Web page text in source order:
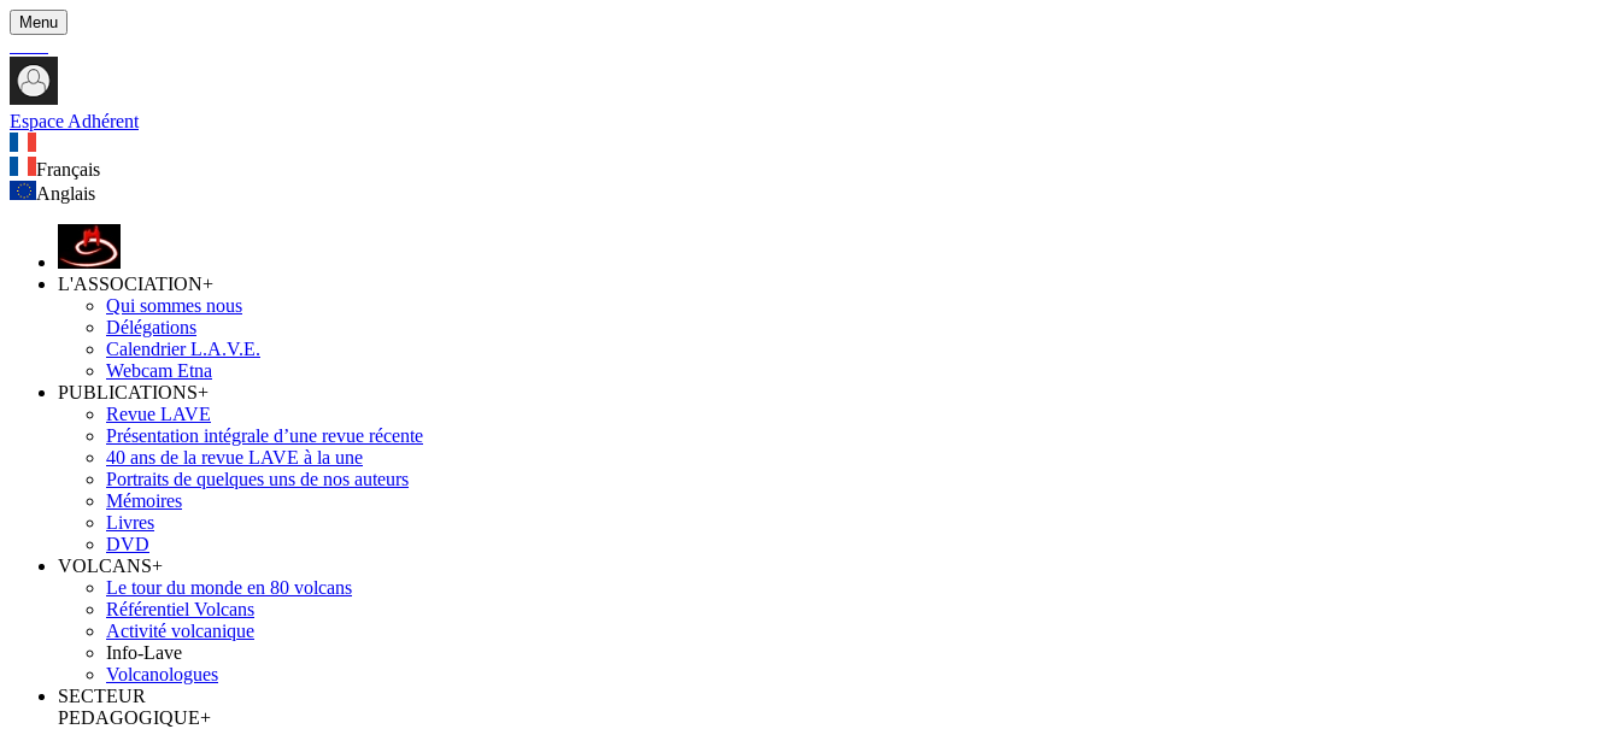
Menu
Espace Adhérent
Français
Anglais
L'ASSOCIATION+
Qui sommes nous
Délégations
Calendrier L.A.V.E.
Webcam Etna
PUBLICATIONS+
Revue LAVE
Présentation intégrale d’une revue récente
40 ans de la revue LAVE à la une
Portraits de quelques uns de nos auteurs
Mémoires
Livres
DVD
VOLCANS+
Le tour du monde en 80 volcans
Référentiel Volcans
Activité volcanique
Info-Lave
Volcanologues
SECTEUR
PEDAGOGIQUE+